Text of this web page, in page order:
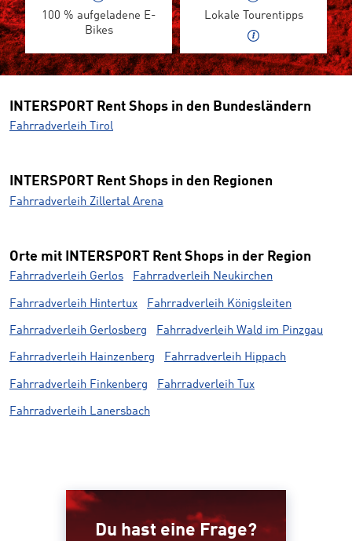
100 % aufgeladene E-
Bikes
Lokale Tourentipps
INTERSPORT Rent Shops in den Bundesländern
Fahrradverleih Tirol
INTERSPORT Rent Shops in den Regionen
Fahrradverleih Zillertal Arena
Orte mit INTERSPORT Rent Shops in der Region
Fahrradverleih Gerlos Fahrradverleih Neukirchen
Fahrradverleih Hintertux Fahrradverleih Königsleiten
Fahrradverleih Gerlosberg Fahrradverleih Wald im Pinzgau
Fahrradverleih Hainzenberg Fahrradverleih Hippach
Fahrradverleih Finkenberg Fahrradverleih Tux
Fahrradverleih Lanersbach
Du hast eine Frage?